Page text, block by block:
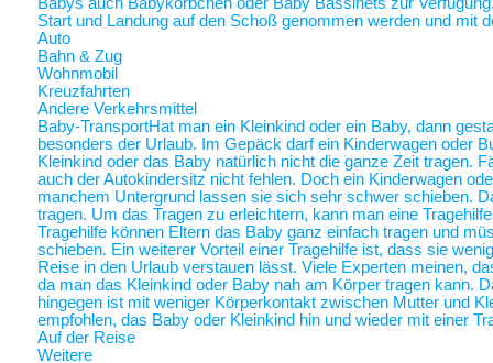
Start und Landung auf den Schoß genommen werden und mit
Auto
Bahn & Zug
Wohnmobil
Kreuzfahrten
Andere Verkehrsmittel
Baby-TransportHat man ein Kleinkind oder ein Baby, dann
besonders der Urlaub. Im Gepäck darf ein Kinderwagen oder
Kleinkind oder das Baby natürlich nicht die ganze Zeit tragen.
auch der Autokindersitz nicht fehlen. Doch ein Kinderwagen
manchem Untergrund lassen sie sich sehr schwer schieben.
tragen. Um das Tragen zu erleichtern, kann man eine
Tragehilfe können Eltern das Baby ganz einfach tragen und
schieben. Ein weiterer Vorteil einer Tragehilfe ist, dass sie
Reise in den Urlaub verstauen lässt. Viele Experten meinen,
da man das Kleinkind oder Baby nah am Körper tragen kann.
hingegen ist mit weniger Körperkontakt zwischen Mutter und
empfohlen, das Baby oder Kleinkind hin und wieder mit einer
Auf der Reise
Weitere